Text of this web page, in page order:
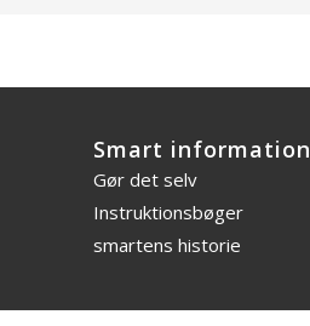
Smart information
Gør det selv
Instruktionsbøger
smartens historie